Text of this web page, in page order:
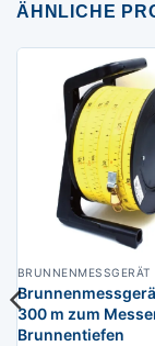
ÄHNLICHE
BRUNNENMESSGERÄT
300 m zum
Brunnentiefen